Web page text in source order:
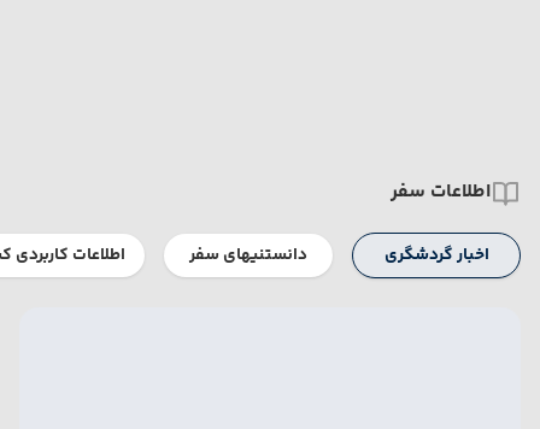
اطلاعات سفر
اخبار گردشگری دانستنیهای سفر اطلاعات کاربردی